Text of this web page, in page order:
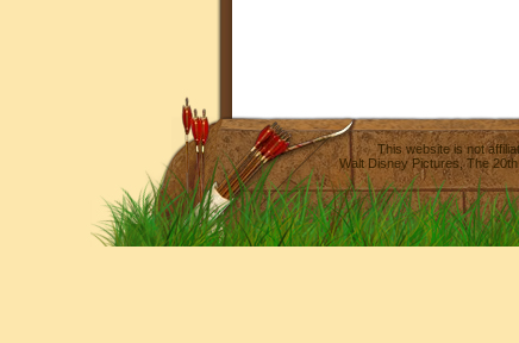
This website is not
Walt Disney Pictures,The